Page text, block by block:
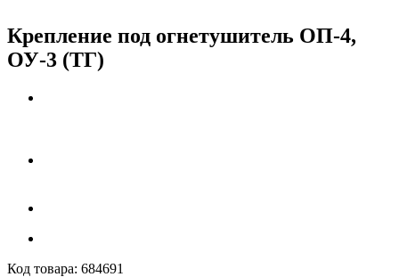
Крепление под огнетушитель ОП-4,
ОУ-3 (ТГ)
Код товара: 684691